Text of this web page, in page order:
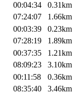
00:04:34
0.31km
07:24:07 1.66km
00:03:39
0.23km
07:28:19 1.89km
00:37:35
1.21km
08:09:23 3.10km
00:11:58
0.36km
08:35:40 3.46km